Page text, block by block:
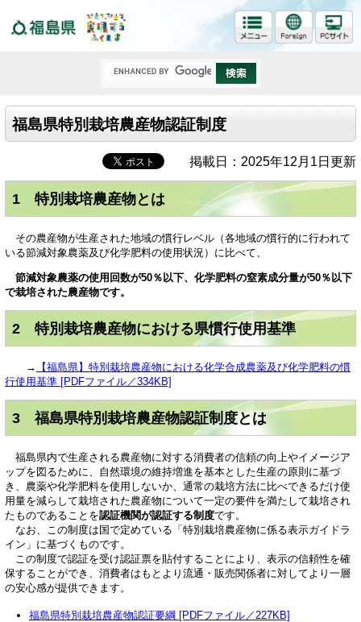
福島県特別栽培農産物認証制度
掲載日：2025年12月1日更新
1 特別栽培農産物とは
その農産物が生産された地域の慣行レベル（各地域の慣行的に行われて
いる節減対象農薬及び化学肥料の使用状況）に比べて、
節減対象農薬の使用回数が50％以下、 化学肥料の窒素成分量が50％以下
で栽培された農産物です。
2 特別栽培農産物における県慣行使用基準
→
【福島県】特別栽培農産物における化学合成農薬及び化学肥料の慣
行使用基準 [PDFファイル／334KB]
3 福島県特別栽培農産物認証制度とは
福島県内で生産される農産物に対する消費者の信頼の向上やイメージア
ップを図るために、自然環境の維持増進を基本とした生産の原則に基づ
き、農薬や化学肥料を使用しないか、通常の栽培方法に比べできるだけ使
用量を減らして栽培された農産物について一定の要件を満たして栽培され
たものであることを認証機関が認証する制度です。
なお、この制度は国で定めている「特別栽培農産物に係る表示ガイドラ
イン」に基づくものです。
この制度で認証を受け認証票を貼付することにより、表示の信頼性を確
保することができ、消費者はもとより流通・販売関係者に対してより一層
の安心感が提供できます。
福島県特別栽培農産物認証要綱 [PDFファイル／227KB]